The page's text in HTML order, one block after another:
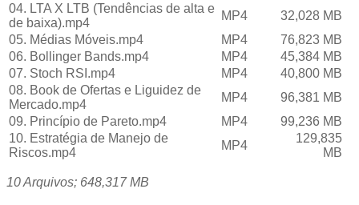
04. LTA X LTB (Tendências de alta e
de baixa).mp4
MP4
32,028 MB
05. Médias Móveis.mp4
MP4
76,823 MB
06. Bollinger Bands.mp4
MP4
45,384 MB
07. Stoch RSI.mp4
MP4
40,800 MB
08. Book de Ofertas e Liguidez de
Mercado.mp4
MP4
96,381 MB
09. Princípio de Pareto.mp4
MP4
99,236 MB
10. Estratégia de Manejo de
Riscos.mp4
MP4
129,835
MB
10 Arquivos; 648,317 MB